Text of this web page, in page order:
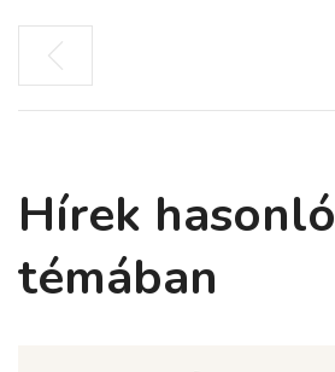
Hírek hasonló
témában